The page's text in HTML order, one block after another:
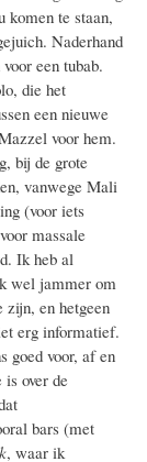
komen te staan,
Naderhand
een tubab.
die het
een nieuwe
voor hem.
bij de grote
vanwege Mali
(voor iets
massale
Ik heb al
wel jammer om
en hetgeen
erg informatief.
goed voor, af en
is over de
bars (met
, waar ik